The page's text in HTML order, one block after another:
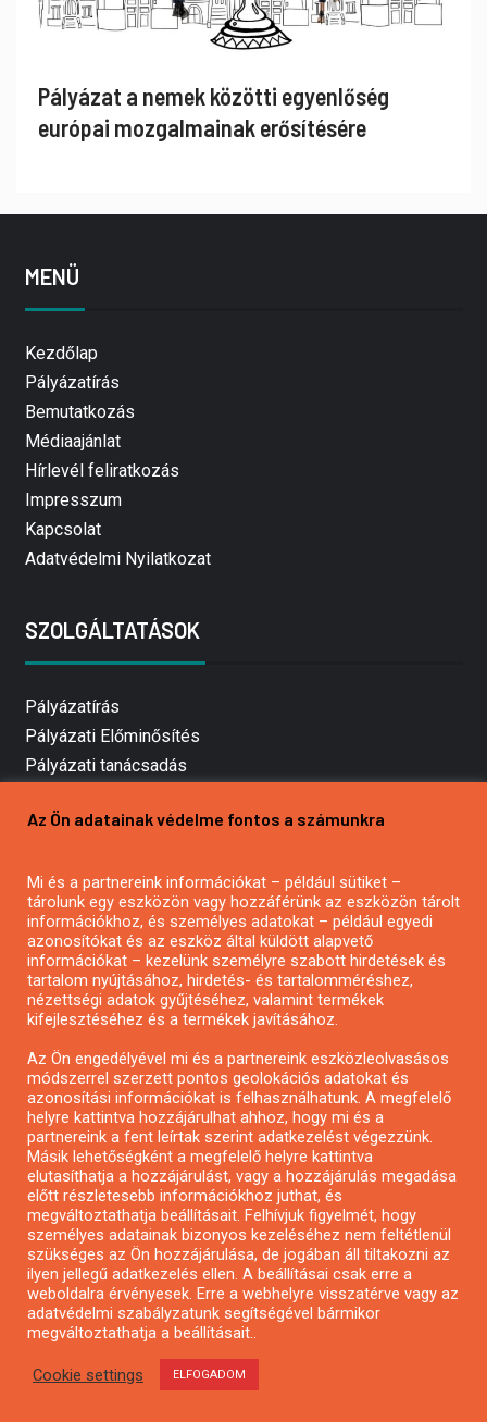
Pályázat a nemek közötti egyenlőség
európai mozgalmainak erősítésére
MENÜ
Kezdőlap
Pályázatírás
Bemutatkozás
Médiaajánlat
Hírlevél feliratkozás
Impresszum
Kapcsolat
Adatvédelmi Nyilatkozat
SZOLGÁLTATÁSOK
Pályázatírás
Pályázati Előminősítés
Pályázati tanácsadás
Mezőgazdasági pályázatírás
Pályázatírás civil szervezeteknek
Pályázatírás önkormányzatoknak
Pályázatfigyelés
Specifikus pályázatfigyelés vagy hírlevél
Pályázatok magánszemélyeknek
Pályázatok civil szervezeteknek
Pályázatok vállalkozásoknak
Önkormányzati pályázatok
Mezőgazdasági pályázatok
Falusi turizmus pályázatok
Napelem pályázatok
GINOP pályázatok
Copyright © All rights reserved.
Az Ön adatainak védelme fontos a számunkra
Mi és a partnereink információkat – például sütiket –
tárolunk egy eszközön vagy hozzáférünk az eszközön tárolt
információkhoz, és személyes adatokat – például egyedi
azonosítókat és az eszköz által küldött alapvető
információkat – kezelünk személyre szabott hirdetések és
tartalom nyújtásához, hirdetés- és tartalomméréshez,
nézettségi adatok gyűjtéséhez, valamint termékek
kifejlesztéséhez és a termékek javításához.
Az Ön engedélyével mi és a partnereink eszközleolvasásos
módszerrel szerzett pontos geolokációs adatokat és
azonosítási információkat is felhasználhatunk. A megfelelő
helyre kattintva hozzájárulhat ahhoz, hogy mi és a
partnereink a fent leírtak szerint adatkezelést végezzünk.
Másik lehetőségként a megfelelő helyre kattintva
elutasíthatja a hozzájárulást, vagy a hozzájárulás megadása
előtt részletesebb információkhoz juthat, és
megváltoztathatja beállításait. Felhívjuk figyelmét, hogy
személyes adatainak bizonyos kezeléséhez nem feltétlenül
szükséges az Ön hozzájárulása, de jogában áll tiltakozni az
ilyen jellegű adatkezelés ellen. A beállításai csak erre a
weboldalra érvényesek. Erre a webhelyre visszatérve vagy az
adatvédelmi szabályzatunk segítségével bármikor
megváltoztathatja a beállításait..
Cookie settings ELFOGADOM